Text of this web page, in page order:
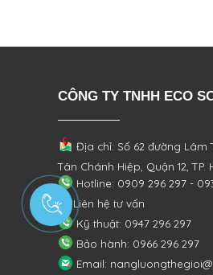
CÔNG TY TNHH ECO
Địa chỉ: Số 62 đường Lâm
Tân Chánh Hiệp, Quận 12, TP.
Hotline: 0909 296 297 -
Liên hệ tư vấn
Kỹ thuật: 0947 296 297
Bảo hành: 0966 296 297
Email: